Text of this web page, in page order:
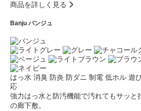
商品を詳しく見る
Banju バンジュ
はっ水 消臭 防炎 防ダニ 制電 低ホル 遊
応
強力はっ水と防汚機能で汚れてもサッと
の廊下敷。